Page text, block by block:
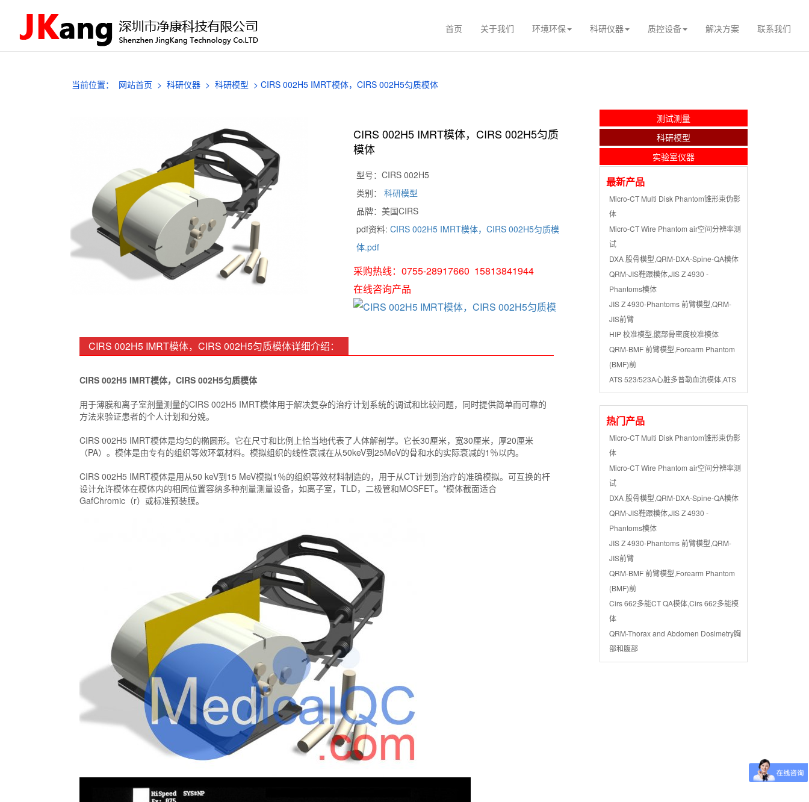
首页 关于我们 环境环保 科研仪器 质控设备 解决方案 联系我们
当前位置： 网站首页 > 科研仪器 > 科研模型 > CIRS 002H5 IMRT模体，CIRS 002H5匀质模体
CIRS 002H5 IMRT模体，CIRS 002H5匀质
模体
型号：CIRS 002H5
类别：
科研模型
品牌：美国CIRS
pdf资料: CIRS 002H5 IMRT模体，CIRS 002H5匀质模
体.pdf
采购热线：0755-28917660 15813841944
在线咨询产品
CIRS 002H5 IMRT模体，CIRS 002H5匀质模体详细介绍：
CIRS 002H5 IMRT模体，CIRS 002H5匀质模体
用于薄膜和离子室剂量测量的CIRS 002H5 IMRT模体用于解决复杂的治疗计划系统的调试和比较问题，同时提供简单而可靠的
方法来验证患者的个人计划和分娩。
CIRS 002H5 IMRT模体是均匀的椭圆形。它在尺寸和比例上恰当地代表了人体解剖学。它长30厘米，宽30厘米，厚20厘米
（PA）。模体是由专有的组织等效环氧材料。模拟组织的线性衰减在从50keV到25MeV的骨和水的实际衰减的1％以内。
CIRS 002H5 IMRT模体是用从50 keV到15 MeV模拟1％的组织等效材料制造的，用于从CT计划到治疗的准确模拟。可互换的杆
设计允许模体在模体内的相同位置容纳多种剂量测量设备，如离子室，TLD，二极管和MOSFET。*模体截面适合
GafChromic（r）或标准预装膜。
测试测量
科研模型
实验室仪器
最新产品
Micro-CT Multi Disk Phantom锥形束伪影
体
Micro-CT Wire Phantom air空间分辨率测
试
DXA 股骨模型,QRM-DXA-Spine-QA模体
QRM-JIS鞋跟模体,JIS Z 4930 -
Phantoms模体
JIS Z 4930-Phantoms 前臂模型,QRM-
JIS前臂
HIP 校准模型,髋部骨密度校准模体
QRM-BMF 前臂模型,Forearm Phantom
(BMF)前
ATS 523/523A心脏多普勒血流模体,ATS
热门产品
Micro-CT Multi Disk Phantom锥形束伪影
体
Micro-CT Wire Phantom air空间分辨率测
试
DXA 股骨模型,QRM-DXA-Spine-QA模体
QRM-JIS鞋跟模体,JIS Z 4930 -
Phantoms模体
JIS Z 4930-Phantoms 前臂模型,QRM-
JIS前臂
QRM-BMF 前臂模型,Forearm Phantom
(BMF)前
Cirs 662多能CT QA模体,Cirs 662多能模
体
QRM-Thorax and Abdomen Dosimetry胸
部和腹部